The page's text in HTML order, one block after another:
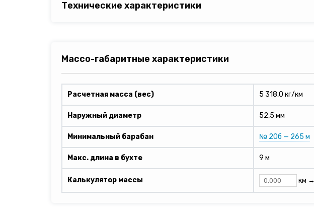
Технические характеристики
Массо-габаритные характеристики
Расчетная масса (вес) 5 318,0 кг/км
Наружный диаметр 52,5 мм
Минимальный барабан № 20б — 265 м
Макс. длина в бухте 9 м
Калькулятор массы км →